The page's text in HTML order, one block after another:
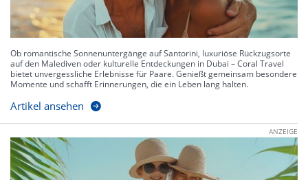
Ob romantische Sonnenuntergänge auf Santorini, luxuriöse Rückzugsorte
auf den Malediven oder kulturelle Entdeckungen in Dubai – Coral Travel
bietet unvergessliche Erlebnisse für Paare. Genießt gemeinsam besondere
Momente und schafft Erinnerungen, die ein Leben lang halten.
Artikel ansehen
ANZEIGE